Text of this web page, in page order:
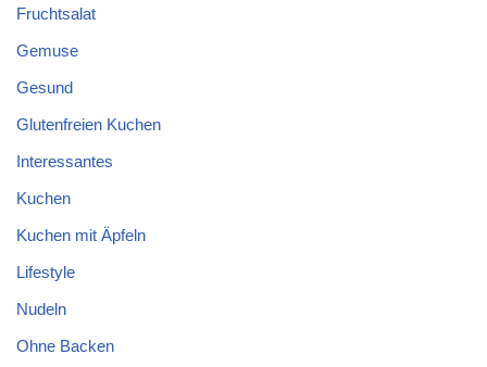
Fruchtsalat
Gemuse
Gesund
Glutenfreien Kuchen
Interessantes
Kuchen
Kuchen mit Äpfeln
Lifestyle
Nudeln
Ohne Backen